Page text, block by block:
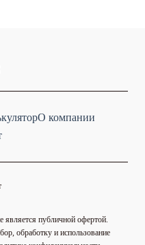
О компании
является публичной офертой.
обработку и использование